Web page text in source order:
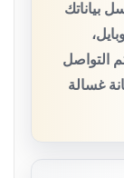
بياناتك
التواصل
غسالة